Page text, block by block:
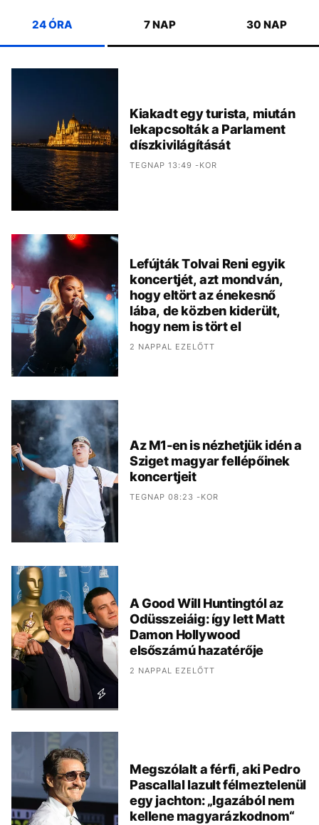
24 ÓRA 7 NAP 30 NAP
Kiakadt egy turista, miután
lekapcsolták a Parlament
díszkivilágítását
TEGNAP 13:49 -KOR
Lefújták Tolvai Reni egyik
koncertjét, azt mondván,
hogy eltört az énekesnő
lába, de közben kiderült,
hogy nem is tört el
2 NAPPAL EZELŐTT
Az M1-en is nézhetjük idén a
Sziget magyar fellépőinek
koncertjeit
TEGNAP 08:23 -KOR
A Good Will Huntingtól az
Odüsszeiáig: így lett Matt
Damon Hollywood
elsőszámú hazatérője
2 NAPPAL EZELŐTT
Megszólalt a férfi, aki Pedro
Pascallal lazult félmeztelenül
egy jachton: „Igazából nem
kellene magyarázkodnom“